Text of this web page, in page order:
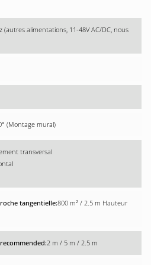
(autres alimentations, 11-48V AC/DC, nous
(Montage mural)
transversal
800 m² / 2.5 m Hauteur
2 m / 5 m / 2.5 m